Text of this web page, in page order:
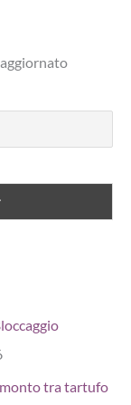
tra tartufo